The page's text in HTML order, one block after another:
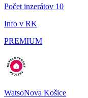
Počet inzerátov 10
Info v RK
PREMIUM
WatsoNova Košice